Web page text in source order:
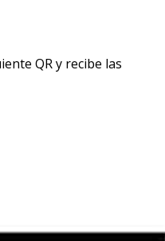
QR y recibe las